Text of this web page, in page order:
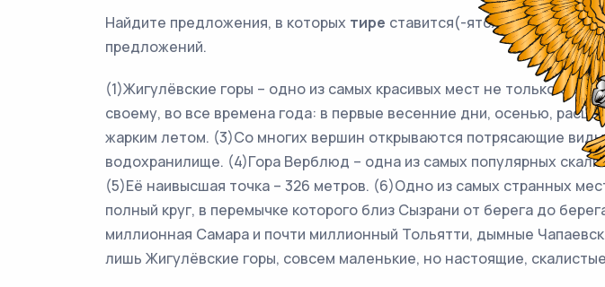
Найдите предложения, в которых тире ставится(-ятся) в
предложений.
(1)Жигулёвские горы – одно из самых красивых мест не только
своему, во все времена года: в первые весенние дни, осенью,
жарким летом. (3)Со многих вершин открываются потрясающие
водохранилище. (4)Гора Верблюд – одна из самых популярных
(5)Её наивысшая точка – 326 метров. (6)Одно из самых странных
полный круг, в перемычке которого близ Сызрани от берега до
миллионная Самара и почти миллионный Тольятти, дымные
лишь Жигулёвские горы, совсем маленькие, но настоящие,